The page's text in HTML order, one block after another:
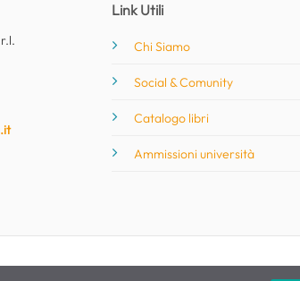
Link Utili
Chi Siamo
Social & Comunity
Catalogo libri
Ammissioni università